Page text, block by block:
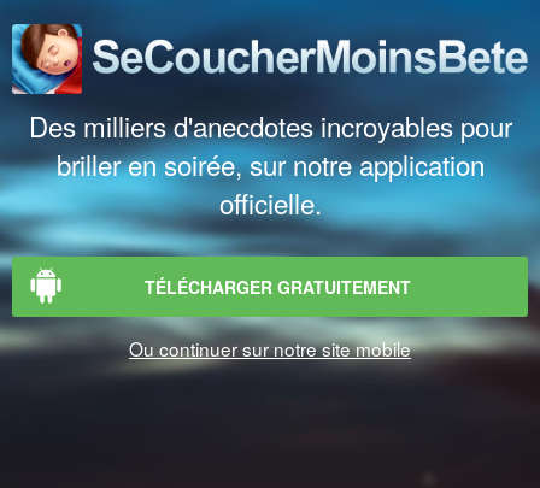
Des milliers d'anecdotes incroyables pour
briller en soirée, sur notre application
officielle.
TÉLÉCHARGER GRATUITEMENT
Ou continuer sur notre site mobile